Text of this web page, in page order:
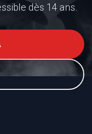
dès 14 ans.